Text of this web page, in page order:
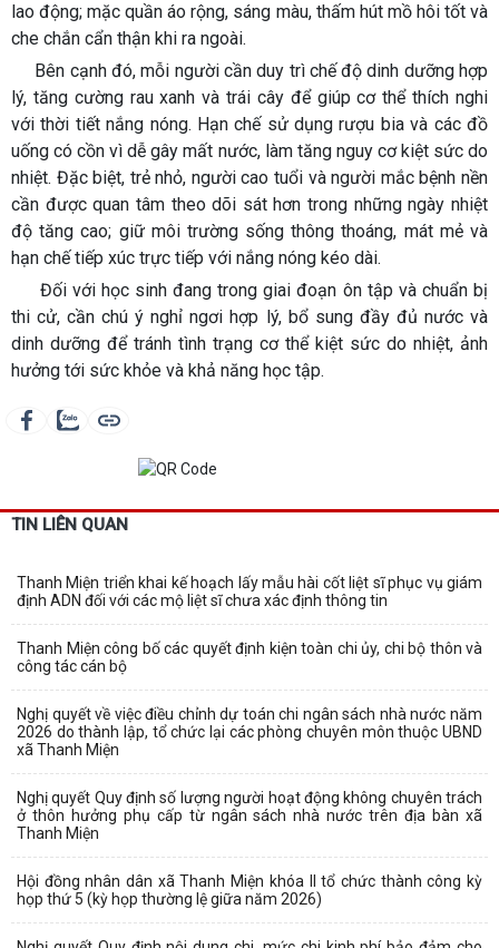
lao động; mặc quần áo rộng, sáng màu, thấm hút mồ hôi tốt và
che chắn cẩn thận khi ra ngoài.
Bên cạnh đó, mỗi người cần duy trì chế độ dinh dưỡng hợp
lý, tăng cường rau xanh và trái cây để giúp cơ thể thích nghi
với thời tiết nắng nóng. Hạn chế sử dụng rượu bia và các đồ
uống có cồn vì dễ gây mất nước, làm tăng nguy cơ kiệt sức do
nhiệt. Đặc biệt, trẻ nhỏ, người cao tuổi và người mắc bệnh nền
cần được quan tâm theo dõi sát hơn trong những ngày nhiệt
độ tăng cao; giữ môi trường sống thông thoáng, mát mẻ và
hạn chế tiếp xúc trực tiếp với nắng nóng kéo dài.
Đối với học sinh đang trong giai đoạn ôn tập và chuẩn bị
thi cử, cần chú ý nghỉ ngơi hợp lý, bổ sung đầy đủ nước và
dinh dưỡng để tránh tình trạng cơ thể kiệt sức do nhiệt, ảnh
hưởng tới sức khỏe và khả năng học tập.
TIN LIÊN QUAN
Thanh Miện triển khai kế hoạch lấy mẫu hài cốt liệt sĩ phục vụ giám
định ADN đối với các mộ liệt sĩ chưa xác định thông tin
Thanh Miện công bố các quyết định kiện toàn chi ủy, chi bộ thôn và
công tác cán bộ
Nghị quyết về việc điều chỉnh dự toán chi ngân sách nhà nước năm
2026 do thành lập, tổ chức lại các phòng chuyên môn thuộc UBND
xã Thanh Miện
Nghị quyết Quy định số lượng người hoạt động không chuyên trách
ở thôn hưởng phụ cấp từ ngân sách nhà nước trên địa bàn xã
Thanh Miện
Hội đồng nhân dân xã Thanh Miện khóa II tổ chức thành công kỳ
họp thứ 5 (kỳ họp thường lệ giữa năm 2026)